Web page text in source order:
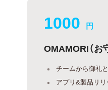
1000 円
OMAMORI（お
チームから御礼
アプリ&製品リ